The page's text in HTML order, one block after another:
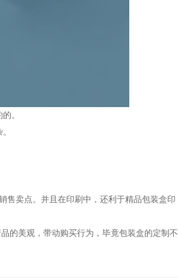
。
售卖点。并且在印刷中，还利于精品包装盒印
的美观，带动购买行为，毕竟包装盒的定制不